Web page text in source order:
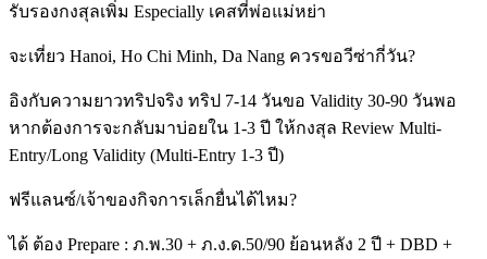
รับรองกงสุลเพิ่ม Especially เคสที่พ่อแม่หย่า
จะเที่ยว Hanoi, Ho Chi Minh, Da Nang ควรขอวีซ่ากี่วัน?
อิงกับความยาวทริปจริง ทริป 7-14 วันขอ Validity 30-90 วันพอ
หากต้องการจะกลับมาบ่อยใน 1-3 ปี ให้กงสุล Review Multi-
Entry/Long Validity (Multi-Entry 1-3 ปี)
ฟรีแลนซ์/เจ้าของกิจการเล็กยื่นได้ไหม?
ได้ ต้อง Prepare : ภ.พ.30 + ภ.ง.ด.50/90 ย้อนหลัง 2 ปี + DBD +